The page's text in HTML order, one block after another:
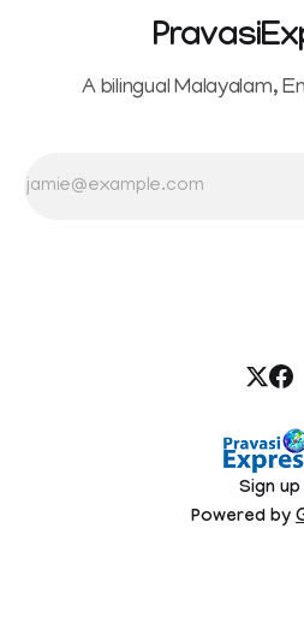
A bilingual Malayalam,
Sign up
Powered by